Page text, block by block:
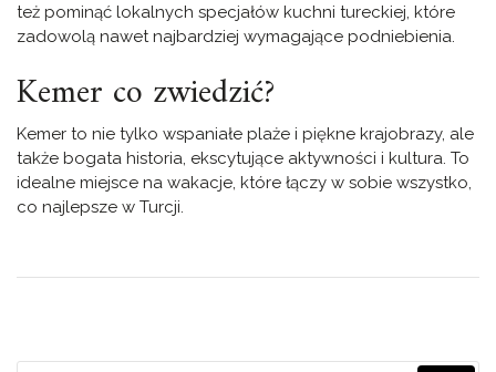
też pominąć lokalnych specjałów kuchni tureckiej, które
zadowolą nawet najbardziej wymagające podniebienia.
Kemer co zwiedzić?
Kemer to nie tylko wspaniałe plaże i piękne krajobrazy, ale
także bogata historia, ekscytujące aktywności i kultura. To
idealne miejsce na wakacje, które łączy w sobie wszystko,
co najlepsze w Turcji.